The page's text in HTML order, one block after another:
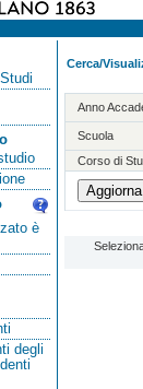
è
degli
Cerca/
Anno
Scuola
Corso di